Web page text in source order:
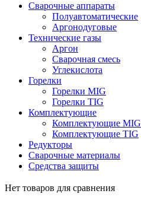
Сварочные аппараты
Полуавтоматические
Аргонодуговые
Технические газы
Аргон
Сварочная смесь
Углекислота
Горелки
Горелки MIG
Горелки TIG
Комплектующие
Комплектующие MIG
Комплектующие TIG
Редукторы
Сварочные материалы
Средства защиты
Нет товаров для сравнения